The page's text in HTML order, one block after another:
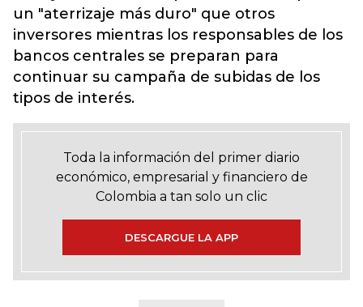
un "aterrizaje más duro" que otros
inversores mientras los responsables de los
bancos centrales se preparan para
continuar su campaña de subidas de los
tipos de interés.
Toda la información del primer diario
económico, empresarial y financiero de
Colombia a tan solo un clic
DESCARGUE LA APP